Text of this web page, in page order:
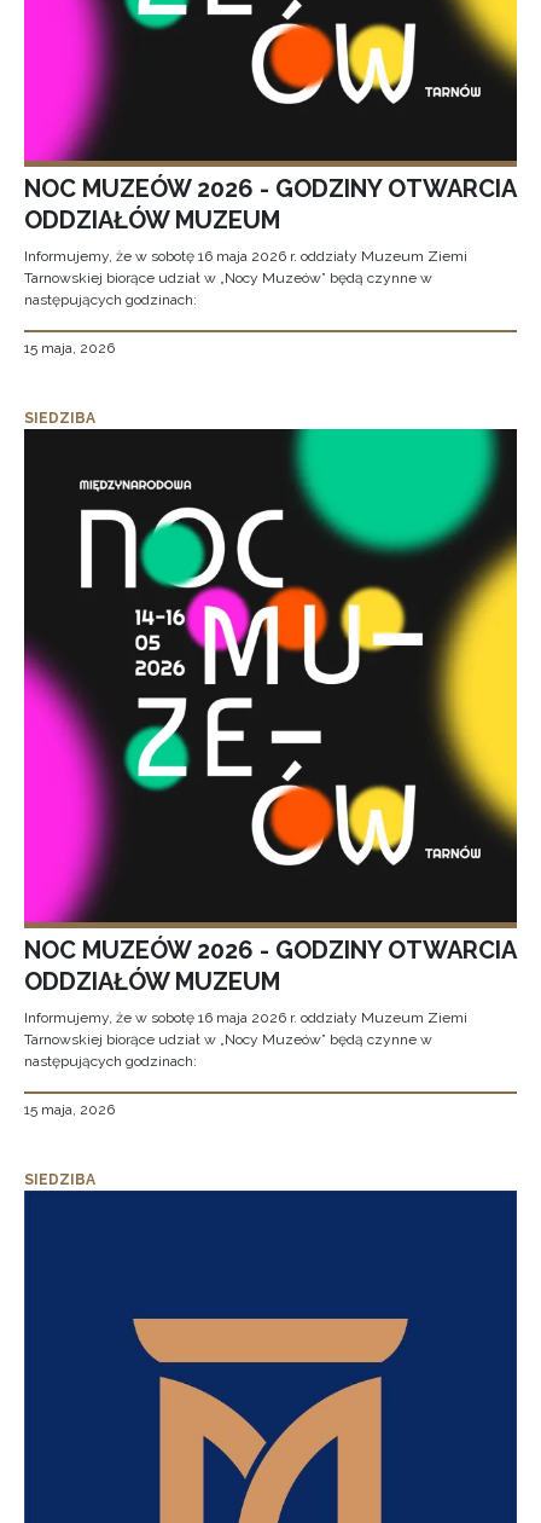
NOC MUZEÓW 2026 - GODZINY OTWARCIA
ODDZIAŁÓW MUZEUM
Informujemy, że w sobotę 16 maja 2026 r. oddziały Muzeum Ziemi
Tarnowskiej biorące udział w „Nocy Muzeów” będą czynne w
następujących godzinach:
15 maja, 2026
SIEDZIBA
NOC MUZEÓW 2026 - GODZINY OTWARCIA
ODDZIAŁÓW MUZEUM
Informujemy, że w sobotę 16 maja 2026 r. oddziały Muzeum Ziemi
Tarnowskiej biorące udział w „Nocy Muzeów” będą czynne w
następujących godzinach:
15 maja, 2026
SIEDZIBA